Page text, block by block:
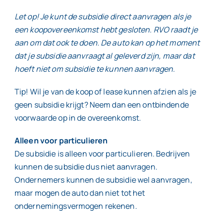
Let op! Je kunt de subsidie direct aanvragen als je
een koopovereenkomst hebt gesloten. RVO raadt je
aan om dat ook te doen. De auto kan op het moment
dat je subsidie aanvraagt al geleverd zijn, maar dat
hoeft niet om subsidie te kunnen aanvragen.
Tip! Wil je van de koop of lease kunnen afzien als je
geen subsidie krijgt? Neem dan een ontbindende
voorwaarde op in de overeenkomst.
Alleen voor particulieren
De subsidie is alleen voor particulieren. Bedrijven
kunnen de subsidie dus niet aanvragen.
Ondernemers kunnen de subsidie wel aanvragen,
maar mogen de auto dan niet tot het
ondernemingsvermogen rekenen.